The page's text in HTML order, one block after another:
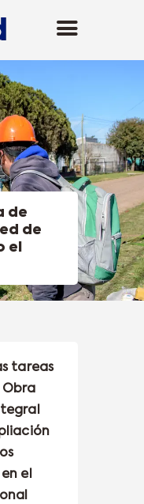
de
de
el
tareas
Obra
el